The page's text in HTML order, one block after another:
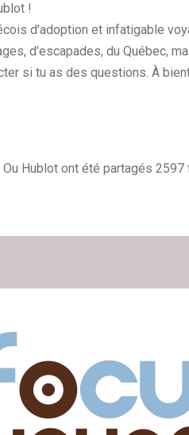
!
d'adoption et infatigable
d'escapades, du Québec,
si tu as des questions. À
Hublot ont été partagés 2597